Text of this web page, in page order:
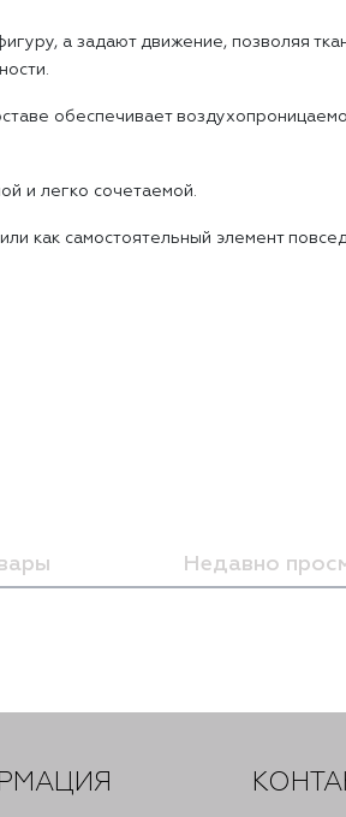
а задают движение, позволяя
обеспечивает
и легко сочетаемой.
как самостоятельный элемент
Недавно